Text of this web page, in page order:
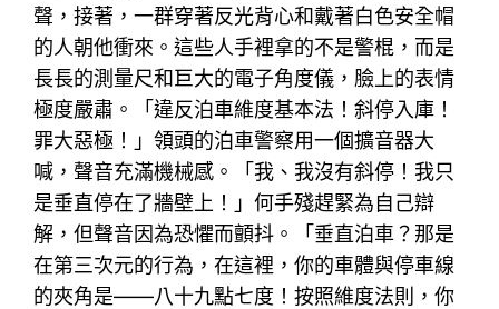
聲，接著，一群穿著反光背心和戴著白色安全帽
的人朝他衝來。這些人手裡拿的不是警棍，而是
長長的測量尺和巨大的電子角度儀，臉上的表情
極度嚴肅。「違反泊車維度基本法！斜停入庫！
罪大惡極！」領頭的泊車警察用一個擴音器大
喊，聲音充滿機械感。「我、我沒有斜停！我只
是垂直停在了牆壁上！」何手殘趕緊為自己辯
解，但聲音因為恐懼而顫抖。「垂直泊車？那是
在第三次元的行為，在這裡，你的車體與停車線
的夾角是——八十九點七度！按照維度法則，你